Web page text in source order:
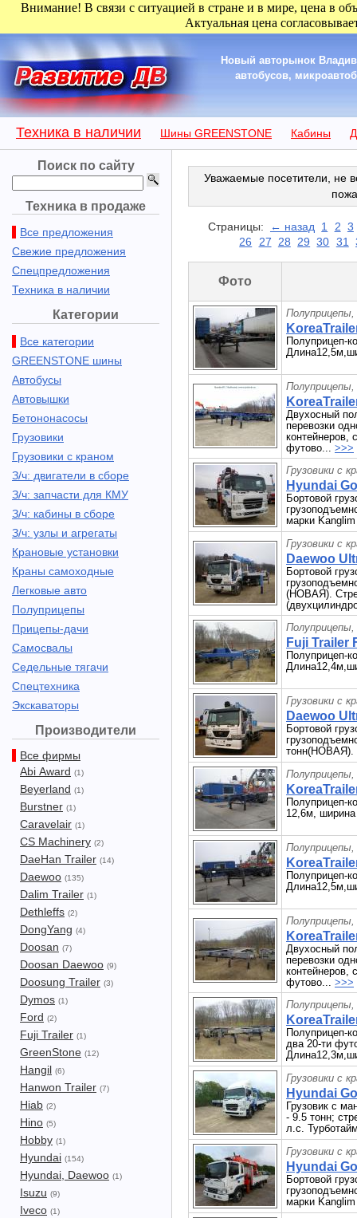
Внимание! В связи с ситуацией в стране и в мире, цена в
Актуальная цена
Новый авторынок
автобусов,
Техника в наличии Шины GREENSTONE Кабины
Поиск по сайту
Техника в продаже
Все предложения
Свежие предложения
Спецпредложения
Техника в наличии
Категории
Все категории
GREENSTONE шины
Автобусы
Автовышки
Бетононасосы
Грузовики
Грузовики с краном
З/ч: двигатели в сборе
З/ч: запчасти для КМУ
З/ч: кабины в сборе
З/ч: узлы и агрегаты
Крановые установки
Краны самоходные
Легковые авто
Полуприцепы
Прицепы-дачи
Самосвалы
Седельные тягачи
Спецтехника
Экскаваторы
Производители
Все фирмы
Abi Award (1)
Beyerland (1)
Burstner (1)
Caravelair (1)
CS Machinery (2)
DaeHan Trailer (14)
Daewoo (135)
Dalim Trailer (1)
Dethleffs (2)
DongYang (4)
Doosan (7)
Doosan Daewoo (9)
Doosung Trailer (3)
Dymos (1)
Ford (2)
Fuji Trailer (1)
GreenStone (12)
Hangil (6)
Hanwon Trailer (7)
Hiab (2)
Hino (5)
Hobby (1)
Hyundai (154)
Hyundai, Daewoo (1)
Isuzu (9)
Iveco (1)
Уважаемые посетители, не
Страницы: ← назад 1 2 3
26
27 28 29 30 31
Фото
Полуприцеп-
Двухосный
перевозки
контейнеров,
футово... >>>
Грузовики с
Hyundai
Бортовой
марки
Грузовики с
Daewoo
Бортовой
(НОВАЯ).
Fuji Trailer
Полуприцеп-
Грузовики с
Daewoo
Бортовой
тонн(НОВАЯ).
Полуприцеп-
12,6м,
Полуприцеп-
Двухосный
перевозки
контейнеров,
футово... >>>
Полуприцеп-
два 20-ти
Грузовики с
Hyundai
Грузовик с
- 9.5 тонн;
л.с.
Грузовики с
Hyundai
Бортовой
марки